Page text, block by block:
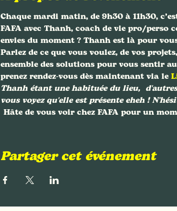
Chaque mardi matin, de 9h30 à 11h30,
FAFA avec Thanh, coach de vie pro/perso
envies du moment ? Thanh est là pour
Parlez de ce que vous voulez, de vos
ensemble des solutions pour vous sentir
prenez rendez-vous dès maintenant via le
Thanh étant une habituée du lieu,
vous voyez qu'elle est présente eheh !
Hâte de vous voir chez FAFA pour un
Partager cet événement